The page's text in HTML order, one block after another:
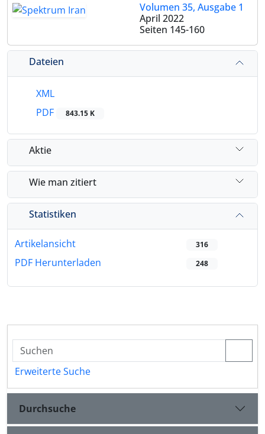
Volumen 35, Ausgabe 1
April 2022
Seiten 145-160
Dateien
XML
PDF
843.15 K
Aktie
Wie man zitiert
Statistiken
Artikelansicht 316
PDF Herunterladen 248
Erweiterte Suche
Durchsuche